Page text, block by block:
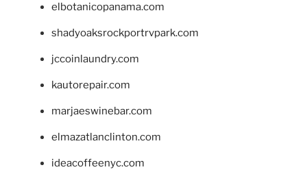
elbotanicopanama.com
shadyoaksrockportrvpark.com
jccoinlaundry.com
kautorepair.com
marjaeswinebar.com
elmazatlanclinton.com
ideacoffeenyc.com